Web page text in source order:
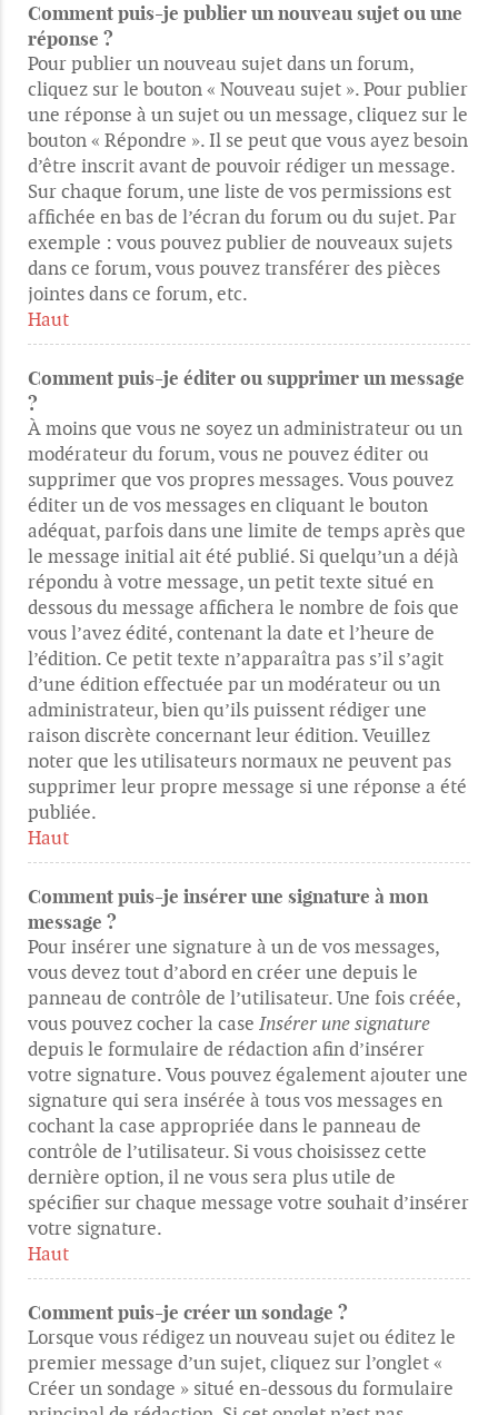
Comment puis-je publier un nouveau sujet ou une
réponse ?
Pour publier un nouveau sujet dans un forum,
cliquez sur le bouton « Nouveau sujet ». Pour publier
une réponse à un sujet ou un message, cliquez sur le
bouton « Répondre ». Il se peut que vous ayez besoin
d’être inscrit avant de pouvoir rédiger un message.
Sur chaque forum, une liste de vos permissions est
affichée en bas de l’écran du forum ou du sujet. Par
exemple : vous pouvez publier de nouveaux sujets
dans ce forum, vous pouvez transférer des pièces
jointes dans ce forum, etc.
Haut
Comment puis-je éditer ou supprimer un message
?
À moins que vous ne soyez un administrateur ou un
modérateur du forum, vous ne pouvez éditer ou
supprimer que vos propres messages. Vous pouvez
éditer un de vos messages en cliquant le bouton
adéquat, parfois dans une limite de temps après que
le message initial ait été publié. Si quelqu’un a déjà
répondu à votre message, un petit texte situé en
dessous du message affichera le nombre de fois que
vous l’avez édité, contenant la date et l’heure de
l’édition. Ce petit texte n’apparaîtra pas s’il s’agit
d’une édition effectuée par un modérateur ou un
administrateur, bien qu’ils puissent rédiger une
raison discrète concernant leur édition. Veuillez
noter que les utilisateurs normaux ne peuvent pas
supprimer leur propre message si une réponse a été
publiée.
Haut
Comment puis-je insérer une signature à mon
message ?
Pour insérer une signature à un de vos messages,
vous devez tout d’abord en créer une depuis le
panneau de contrôle de l’utilisateur. Une fois créée,
vous pouvez cocher la case Insérer une signature
depuis le formulaire de rédaction afin d’insérer
votre signature. Vous pouvez également ajouter une
signature qui sera insérée à tous vos messages en
cochant la case appropriée dans le panneau de
contrôle de l’utilisateur. Si vous choisissez cette
dernière option, il ne vous sera plus utile de
spécifier sur chaque message votre souhait d’insérer
votre signature.
Haut
Comment puis-je créer un sondage ?
Lorsque vous rédigez un nouveau sujet ou éditez le
premier message d’un sujet, cliquez sur l’onglet «
Créer un sondage » situé en-dessous du formulaire